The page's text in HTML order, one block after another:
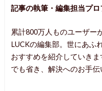
記事の執筆・編集担当プロ
累計800万人ものユーザー
LUCKの編集部。世にあふ
おすすめを紹介していき
でも省き、解決へのお手伝